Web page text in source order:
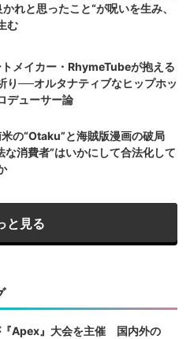
かれと思ったこと“が呪いを生み、
む
トメイカー・RhymeTubeが抱える
り──オルタナティブなヒップホッ
デューサー論
の“Otaku”と海賊版漫画の破局
な消費者”はいかにして合法化して
と見る
『Apex』大会を主催 国内外の